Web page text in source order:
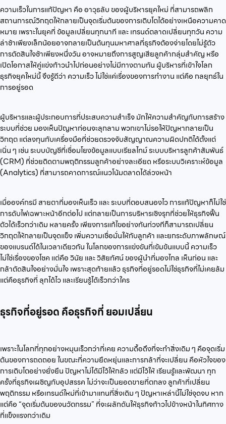
ความเร็วในการแก้ปัญหา คือ อาวุธลับ ของผู้บริหารยุคใหม่ ที่สามารถพลิก
สถานการณ์วิกฤตให้กลายเป็นจุดเริ่มต้นของการเติบโตได้อย่างเหนือความคาด
หมาย เพราะในยุคที่ ข้อมูลเปลี่ยนทุกนาที และ เทรนด์ตลาดเปลี่ยนทุกวัน ความ
ล่าช้าเพียงเล็กน้อยอาจกลายเป็นต้นทุนมหาศาลที่ธุรกิจต้องจ่ายโดยไม่รู้ตัว
การตัดสินใจช้าเพียงหนึ่งวัน อาจหมายถึงการสูญเสียลูกค้ากลุ่มสำคัญ หรือ
เปิดโอกาสให้คู่แข่งก้าวนำไปก่อนอย่างไม่มีทางตามทัน ผู้บริหารที่เข้าใจโลก
ธุรกิจยุคใหม่นี้ จึงรู้ดีว่า ความเร็ว ไม่ใช่แค่เรื่องของการทำงาน แต่คือ กลยุทธ์ใน
การอยู่รอด
ผู้บริหารและผู้ประกอบการที่ประสบความสำเร็จ มักให้ความสำคัญกับการสร้าง
ระบบที่ช่วย มองเห็นปัญหาก่อนจะลุกลาม พวกเขาไม่รอให้ปัญหากลายเป็น
วิกฤต แต่ลงทุนกับเครื่องมือที่ช่วยตรวจจับสัญญาณความผิดปกติได้ตั้งแต่
เนิ่น ๆ เช่น ระบบบัญชีที่เชื่อมโยงข้อมูลแบบเรียลไทม์ ระบบบริหารลูกค้าสัมพันธ์
(CRM) ที่ช่วยติดตามพฤติกรรมลูกค้าอย่างละเอียด หรือระบบวิเคราะห์ข้อมูล
(Analytics) ที่สามารถคาดการณ์แนวโน้มตลาดได้ล่วงหน้า
เมื่อองค์กรมี สายตาที่มองเห็นเร็ว และ ระบบที่ตอบสนองไว การแก้ปัญหาก็ไม่ใช่
การดับไฟเฉพาะหน้าอีกต่อไป แต่กลายเป็นการบริหารเชิงรุกที่ช่วยให้ธุรกิจฟื้น
ตัวได้เร็วกว่าเดิม หลายครั้ง เพียงการแก้ไขอย่างทันท่วงทีก็สามารถเปลี่ยน
วิกฤตให้กลายเป็นจุดแข็ง เพิ่มความเชื่อมั่นให้กับลูกค้า และยกระดับภาพลักษณ์
ของแบรนด์ได้ในเวลาเดียวกัน ในโลกของการแข่งขันที่เข้มข้นแบบนี้ ความเร็ว
ไม่ใช่เรื่องของโชค แต่คือ วินัย และ วิสัยทัศน์ ของผู้นำที่มองไกล เห็นก่อน และ
กล้าตัดสินใจอย่างมั่นใจ เพราะสุดท้ายแล้ว ธุรกิจที่อยู่รอดไม่ใช่ธุรกิจที่ไม่เคยล้ม
แต่คือธุรกิจที่ ลุกได้ไว และเรียนรู้ได้เร็วกว่าใคร
ธุรกิจที่อยู่รอด คือธุรกิจที่ ยอมเปลี่ยน
เพราะในโลกที่ทุกอย่างหมุนเร็วกว่าที่เคย ความดื้อดึงที่จะทำสิ่งเดิม ๆ คือจุดเริ่ม
ต้นของการถดถอย ในขณะที่ความยืดหยุ่นและการกล้าที่จะเปลี่ยน คือหัวใจของ
การเติบโตอย่างยั่งยืน ปัญหาไม่ได้มีไว้ให้กลัว แต่มีไว้ให้ เรียนรู้และพัฒนา ทุก
ครั้งที่ธุรกิจเผชิญกับอุปสรรค ไม่ว่าจะเป็นยอดขายที่ตกลง ลูกค้าที่เปลี่ยน
พฤติกรรม หรือเทรนด์ใหม่ที่เข้ามาแทนที่สิ่งเดิม ๆ ปัญหาเหล่านี้ไม่ใช่จุดจบ หาก
แต่คือ “จุดเริ่มต้นของนวัตกรรม” ที่จะผลักดันให้ธุรกิจก้าวไปข้างหน้าในทิศทาง
ที่แข็งแรงกว่าเดิม